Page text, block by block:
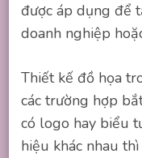
được áp dụng để
doanh nghiệp
Thiết kế đồ họa
các trường hợp
có logo hay biểu
hiệu khác nhau